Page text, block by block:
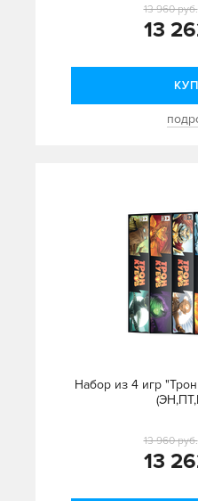
13
13 960 руб.
Набор из 4 игр
13
13 960 руб.